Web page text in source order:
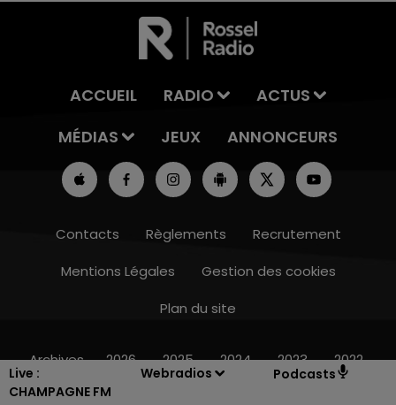
Live :
CHAMPAGNE FM
Webradios Podcasts
10h00 - 14h00
ACCUEIL RADIO
ACTUS
MÉDIAS
JEUX ANNONCEURS
Contacts Règlements
Recrutement
Mentions Légales
Gestion des cookies
Plan du site
Archives 2026 2025 2024 2023 2022